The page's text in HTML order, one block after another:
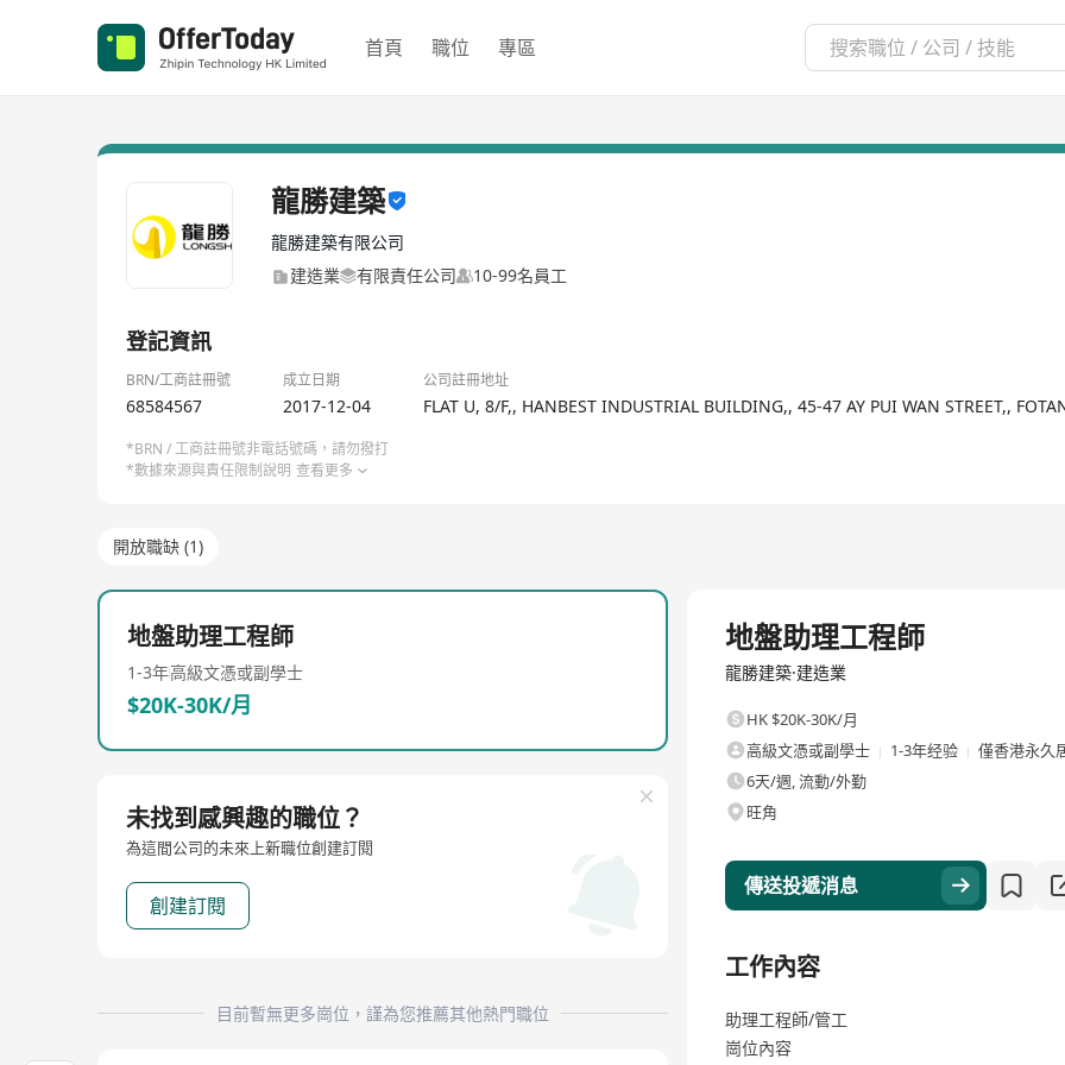
首頁 職位 專區
龍勝建築
龍勝建築有限公司
建造業
有限責任公司 10-99名員工
登記資訊
BRN/工商註冊號 成立日期 公司註冊地址
68584567 2017-12-04 FLAT U, 8/F,, HANBEST INDUSTRIAL BUILDING,, 45-47 AY PUI WAN STREET,,
*BRN / 工商註冊號非電話號碼，請勿撥打
*數據來源與責任限制說明 查看更多
開放職缺 (1)
地盤助理工程師
1-3年高級文憑或副學士
$20K-30K/月
未找到感興趣的職位？
為這間公司的未來上新職位創建訂閱
創建訂閱
目前暫無更多崗位，謹為您推薦其他熱門職位
地盤助理工程師
龍勝建築·建造業
HK $20K-30K/月
高級文憑或副學士
1-3年经验
僅香港永久
6天/週, 流動/外勤
旺角
傳送投遞消息
工作內容
助理工程師/管工
崗位內容